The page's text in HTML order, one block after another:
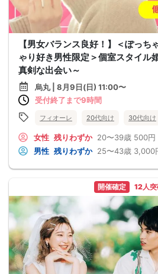
【男女バランス良好！】＜ぽっち
ゃり好き男性限定＞個室スタイル
真剣な出会い～
烏丸 | 8月9日(日) 11:00〜
受付終了まで9時間
フィオーレ 20代向け 30代向け
女性 残りわずか 20〜39歳 500円
男性 残りわずか 25〜43歳 3,000
開催確定 12人突